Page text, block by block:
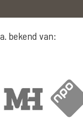
bekend van: